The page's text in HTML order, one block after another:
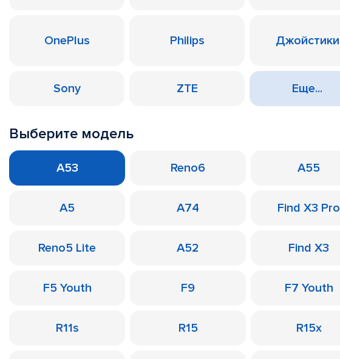
OnePlus Philips Джойстики
Sony ZTE Еще...
Выберите модель
A53 Reno6 A55
A5 A74 Find X3 Pro
Reno5 Lite A52 Find X3
F5 Youth F9 F7 Youth
R11s R15 R15x